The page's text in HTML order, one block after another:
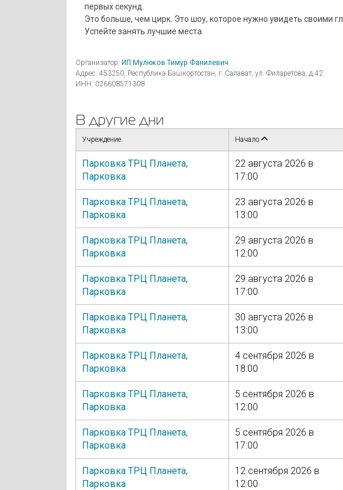
первых секунд.
Это больше, чем цирк. Это шоу, которое нужно увидеть своими
Успейте занять лучшие места.
Организатор: ИП Мулюков Тимур Фанилевич
Адрес: 453250, Республика Башкортостан, г. Салават, ул. Филаретова, д.42
ИНН: 026608571308
В другие дни
Учреждение Начало
Парковка ТРЦ Планета,
Парковка
22 августа 2026 в
17:00
Парковка ТРЦ Планета,
Парковка
23 августа 2026 в
13:00
Парковка ТРЦ Планета,
Парковка
29 августа 2026 в
12:00
Парковка ТРЦ Планета,
Парковка
29 августа 2026 в
17:00
Парковка ТРЦ Планета,
Парковка
30 августа 2026 в
13:00
Парковка ТРЦ Планета,
Парковка
4 сентября 2026 в
18:00
Парковка ТРЦ Планета,
Парковка
5 сентября 2026 в
12:00
Парковка ТРЦ Планета,
Парковка
5 сентября 2026 в
17:00
Парковка ТРЦ Планета,
Парковка
12 сентября 2026 в
12:00